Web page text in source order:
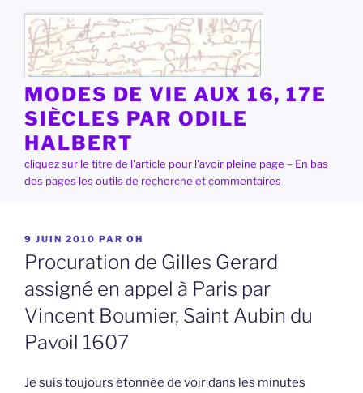
contenu
principal
MODES DE VIE AUX 16, 17E
SIÈCLES PAR ODILE
HALBERT
cliquez sur le titre de l'article pour l'avoir pleine page – En bas
des pages les outils de recherche et commentaires
PUBLIÉ
LE
9 JUIN 2010 PAR OH
Procuration de Gilles Gerard
assigné en appel à Paris par
Vincent Boumier, Saint Aubin du
Pavoil 1607
Je suis toujours étonnée de voir dans les minutes